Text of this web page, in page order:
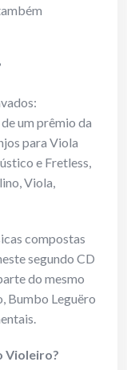
um prêmio da
para Viola
e Fretless,
Viola,
compostas
segundo CD
do mesmo
Bumbo Leguëro
Violeiro?